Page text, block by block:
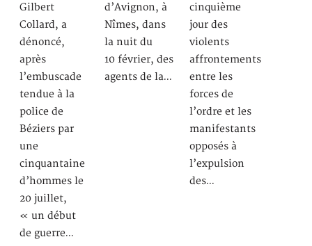
Gilbert
Collard, a
dénoncé,
après
l’embuscade
tendue à la
police de
Béziers par
une
cinquantaine
d’hommes le
20 juillet,
« un début
de guerre…
d’Avignon, à
Nîmes, dans
la nuit du
10 février, des
agents de la…
cinquième
jour des
violents
affrontements
entre les
forces de
l’ordre et les
manifestants
opposés à
l’expulsion
des…